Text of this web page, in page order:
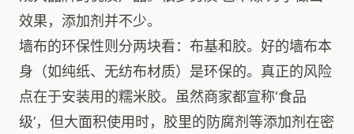
效果，添加剂并不少。
墙布的环保性则分两块看：布基和胶。好的墙布本
身（如纯纸、无纺布材质）是环保的。真正的风险
点在于安装用的糯米胶。虽然商家都宣称‘食品
级’，但大面积使用时，胶里的防腐剂等添加剂在密